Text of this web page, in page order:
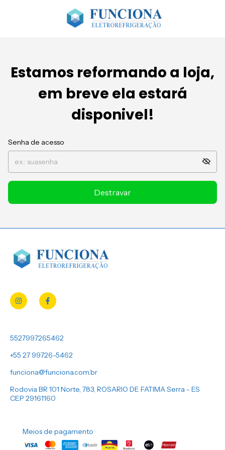
Estamos reformando a loja,
em breve ela estará
disponivel!
Senha de acesso
Destravar
5527997265462
+55 27 99726-5462
funciona@funciona.com.br
Rodovia BR 101 Norte, 783, ROSARIO DE FATIMA Serra - ES
CEP 29161160
Meios de pagamento